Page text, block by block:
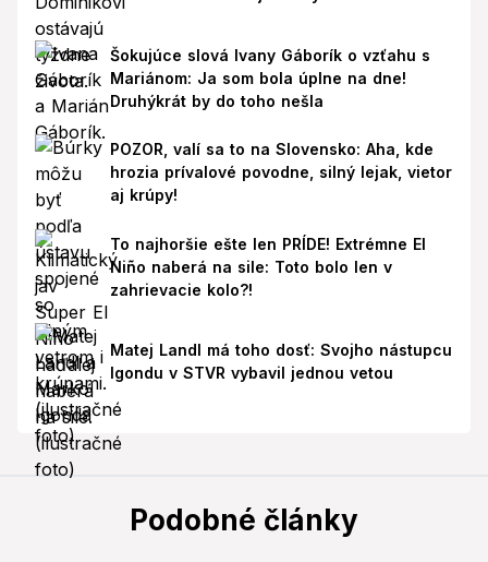
Šokujúce slová Ivany Gáborík o vzťahu s
Mariánom: Ja som bola úplne na dne!
Druhýkrát by do toho nešla
POZOR, valí sa to na Slovensko: Aha, kde
hrozia prívalové povodne, silný lejak, vietor
aj krúpy!
To najhoršie ešte len PRÍDE! Extrémne El
Niño naberá na sile: Toto bolo len v
zahrievacie kolo?!
Matej Landl má toho dosť: Svojho nástupcu
Igondu v STVR vybavil jednou vetou
Podobné články